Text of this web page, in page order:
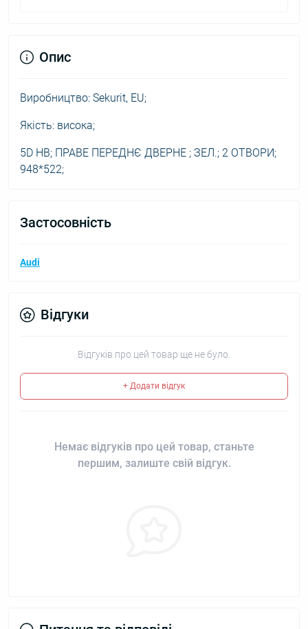
Опис
Виробництво: Sekurit, EU;
Якість: висока;
5D HB; ПРАВЕ ПЕРЕДНЄ ДВЕРНЕ ; ЗЕЛ.; 2 ОТВОРИ;
948*522;
Застосовність
Audi
Відгуки
Відгуків про цей товар ще не було.
+ Додати відгук
Немає відгуків про цей товар, станьте
першим, залиште свій відгук.